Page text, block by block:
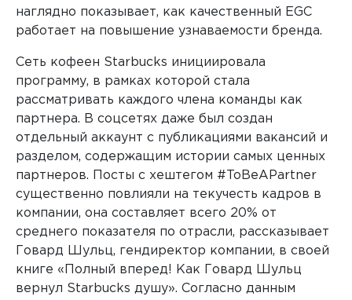
наглядно показывает, как качественный EGC
работает на повышение узнаваемости бренда.
Сеть кофеен Starbucks инициировала
программу, в рамках которой стала
рассматривать каждого члена команды как
партнера. В соцсетях даже был создан
отдельный аккаунт с публикациями вакансий и
разделом, содержащим истории самых ценных
партнеров. Посты с хештегом #ToBeAPartner
существенно повлияли на текучесть кадров в
компании, она составляет всего 20% от
среднего показателя по отрасли, рассказывает
Говард Шульц, гендиректор компании, в своей
книге «Полный вперед! Как Говард Шульц
вернул Starbucks душу». Согласно данным